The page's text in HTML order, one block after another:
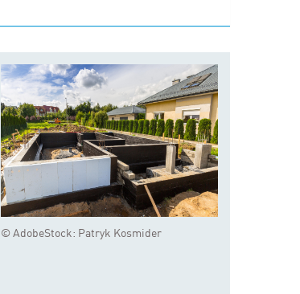
© AdobeStock: Patryk Kosmider